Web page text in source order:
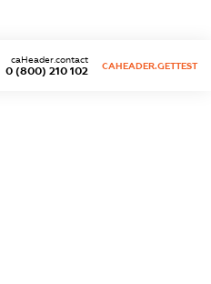
0 (800) 210 102
caHeader.contact
CAHEADER.GETTEST